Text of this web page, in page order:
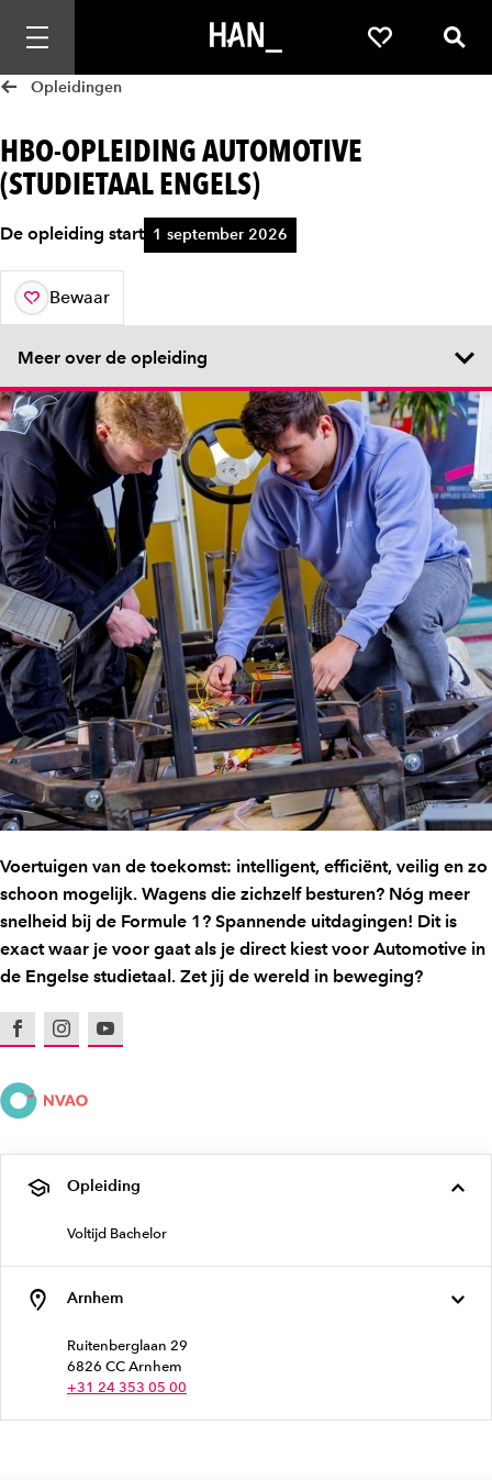
Mobiele navigatie openen Favorieten
Opleidingen
HBO-OPLEIDING AUTOMOTIVE
(STUDIETAAL ENGELS)
De opleiding start 1 september 2026
Bewaar
aan je favorieten
Meer over de opleiding
Voertuigen van de toekomst: intelligent, efficiënt, veilig en zo
schoon mogelijk. Wagens die zichzelf besturen? Nóg meer
snelheid bij de Formule 1? Spannende uitdagingen! Dit is
exact waar je voor gaat als je direct kiest voor Automotive in
de Engelse studietaal. Zet jij de wereld in beweging?
FacebookInstagramYoutube
Opleiding
Voltijd Bachelor
Arnhem
Ruitenberglaan 29
6826 CC Arnhem
+31 24 353 05 00